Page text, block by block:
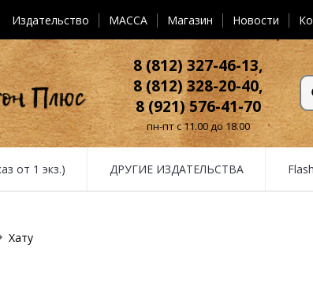
Издательство MACCA Магазин Новости
8 (812) 327-46-13,
8 (812) 328-20-40,
8 (921) 576-41-70
пн-пт с 11.00 до 18.00
от 1 экз.) ДРУГИЕ ИЗДАТЕЛЬСТВА
Хату